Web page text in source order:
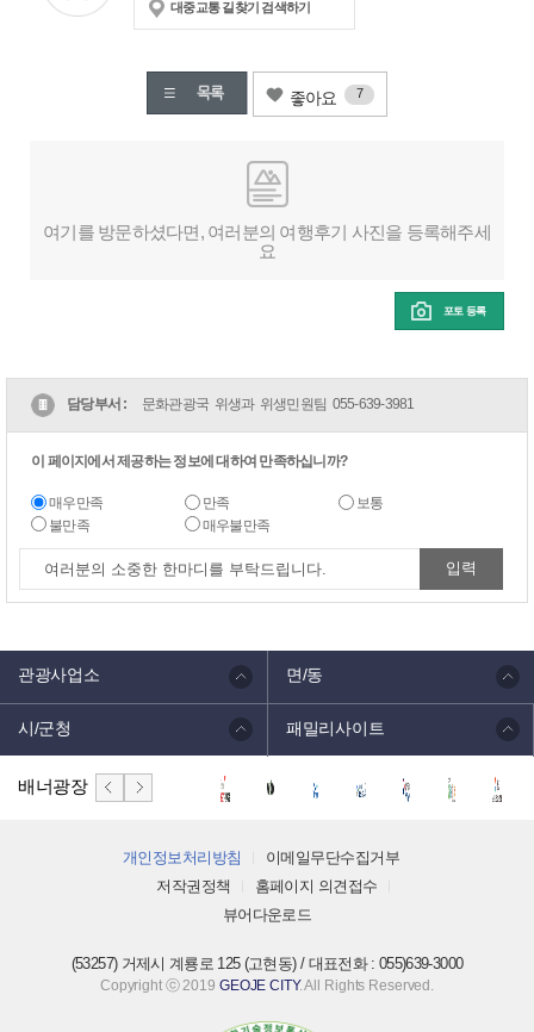
대중교통 길찾기 검색하기
좋아요 7
여기를 방문하셨다면, 여러분의 여행후기 사진을 등록해주세
요
포토 등록
담당부서 : 문화관광국 위생과 위생민원팀 055-639-3981
이 페이지에서 제공하는 정보에 대하여 만족하십니까?
매우만족 만족
보통
불만족
매우불만족
관광사업소 면/동
시/군청 패밀리사이트
배너광장
개인정보처리방침
이메일무단수집거부
저작권정책
홈페이지 의견접수
뷰어다운로드
(53257) 거제시 계룡로 125 (고현동) / 대표전화 : 055)639-3000
Copyright ⓒ 2019 GEOJE CITY. All Rights Reserved.